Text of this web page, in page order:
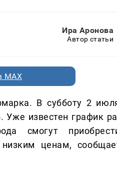
Ира Аронова
Автор статьи
MAX
В субботу 2
известен график
смогут
низким ценам,